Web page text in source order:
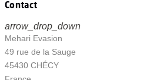
Contact
arrow_drop_down
Mehari Evasion
49 rue de la Sauge
45430 CHÉCY